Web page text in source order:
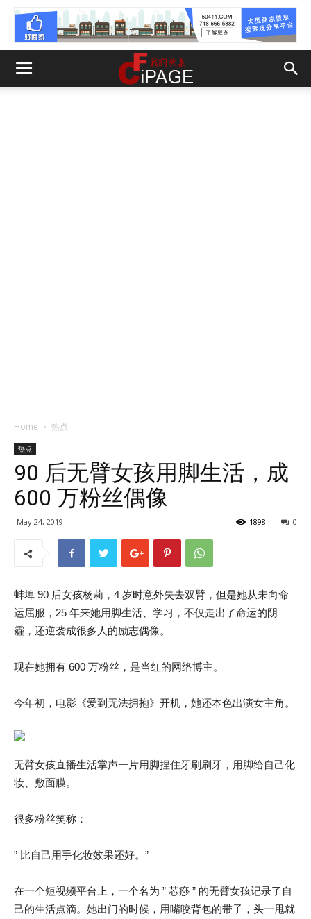
Home 热点
热点
90 后无臂女孩用脚生活，成
600 万粉丝偶像
May 24, 2019 0
1898
蚌埠 90 后女孩杨莉，4 岁时意外失去双臂，但是她从未向命
运屈服，25 年来她用脚生活、学习，不仅走出了命运的阴
霾，还逆袭成很多人的励志偶像。
现在她拥有 600 万粉丝，是当红的网络博主。
今年初，电影《爱到无法拥抱》开机，她还本色出演女主角。
无臂女孩直播生活掌声一片用脚捏住牙刷刷牙，用脚给自己化
妆、敷面膜。
很多粉丝笑称：
” 比自己用手化妆效果还好。”
在一个短视频平台上，一个名为 ” 芯痧 ” 的无臂女孩记录了自
己的生活点滴。她出门的时候，用嘴咬背包的带子，头一甩就